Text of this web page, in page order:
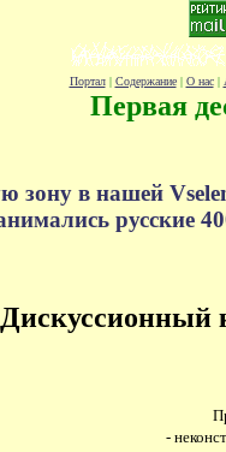
Портал| Содержание| О нас|
Первая
зону в нашей
русские
Дискуссионный
-